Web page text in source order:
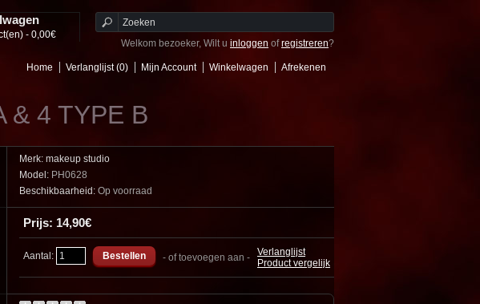
- 0,00€
Welkom bezoeker, Wilt u inloggen ofregistreren?
Home Verlanglijst (0) Mijn Account Winkelwagen
Afrekenen
& 4 TYPE B
Merk: makeup studio
Model: PH0628
Beschikbaarheid: Op voorraad
Prijs: 14,90€
Aantal: - of toevoegen aan - Verlanglijst
Product vergelijk